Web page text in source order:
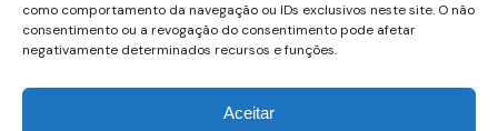
como comportamento da navegação ou IDs exclusivos neste site. O não
consentimento ou a revogação do consentimento pode afetar
negativamente determinados recursos e funções.
Aceitar
Leonardo Savian Batistella · OAB/RS 85.046